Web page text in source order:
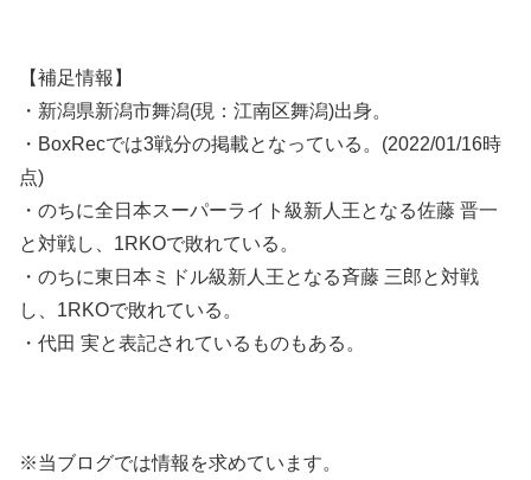
【補足情報】
・新潟県新潟市舞潟(現：江南区舞潟)出身。
・BoxRecでは3戦分の掲載となっている。(2022/01/16時
点)
・のちに全日本スーパーライト級新人王となる佐藤 晋一
と対戦し、1RKOで敗れている。
・のちに東日本ミドル級新人王となる斉藤 三郎と対戦
し、1RKOで敗れている。
・代田 実と表記されているものもある。
※当ブログでは情報を求めています。